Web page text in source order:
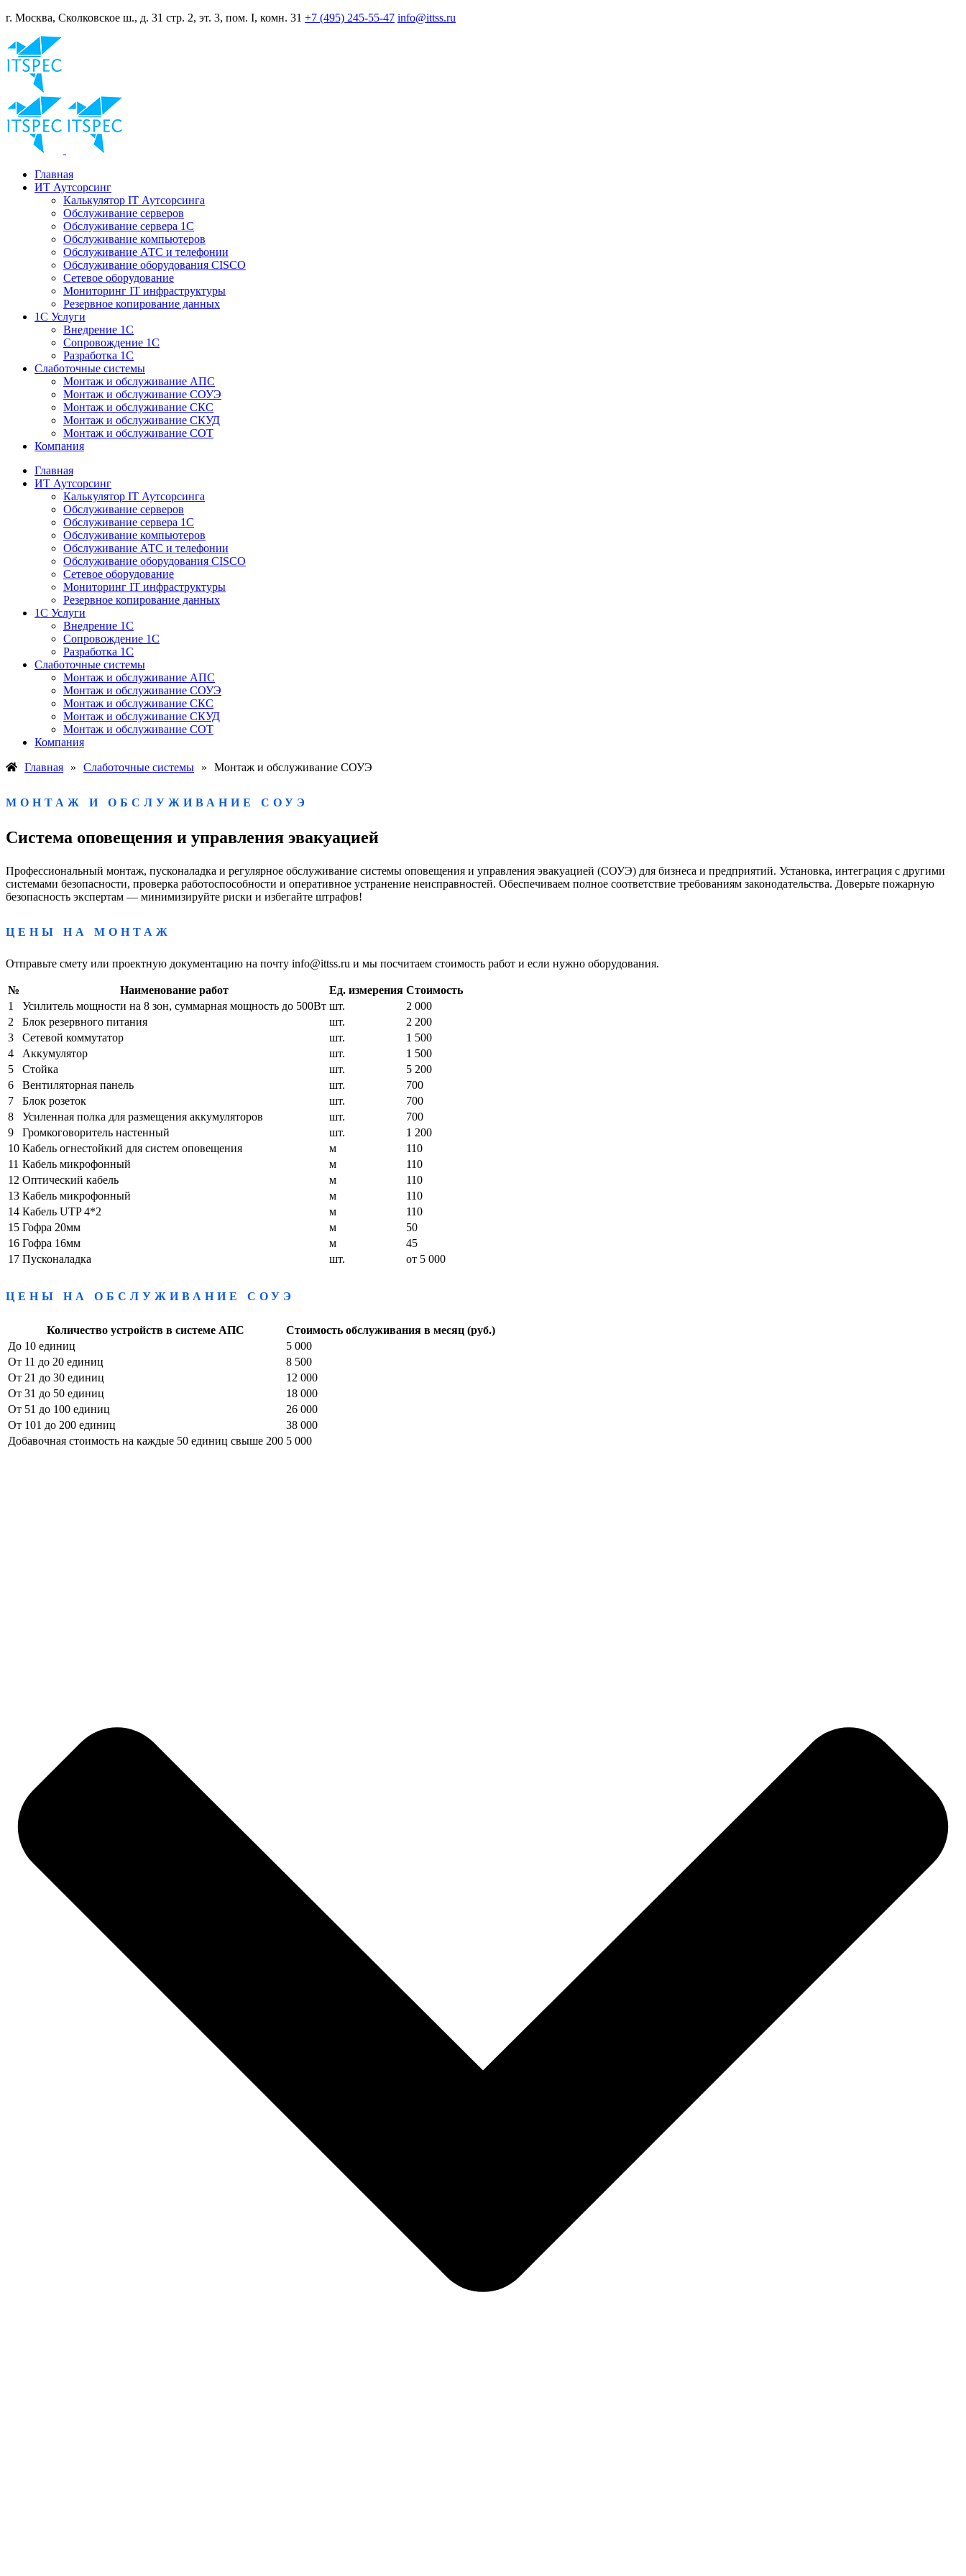
г. Москва, Сколковское ш., д. 31 стр. 2, эт. 3, пом. I, комн. 31 +7 (495) 245-55-47 info@ittss.ru
Главная
ИТ Аутсорсинг
Калькулятор IT Аутсорсинга
Обслуживание серверов
Обслуживание сервера 1С
Обслуживание компьютеров
Обслуживание АТС и телефонии
Обслуживание оборудования CISCO
Сетевое оборудование
Мониторинг IT инфраструктуры
Резервное копирование данных
1С Услуги
Внедрение 1С
Сопровождение 1С
Разработка 1С
Слаботочные системы
Монтаж и обслуживание АПС
Монтаж и обслуживание СОУЭ
Монтаж и обслуживание СКС
Монтаж и обслуживание СКУД
Монтаж и обслуживание СОТ
Компания
Главная
ИТ Аутсорсинг
Калькулятор IT Аутсорсинга
Обслуживание серверов
Обслуживание сервера 1С
Обслуживание компьютеров
Обслуживание АТС и телефонии
Обслуживание оборудования CISCO
Сетевое оборудование
Мониторинг IT инфраструктуры
Резервное копирование данных
1С Услуги
Внедрение 1С
Сопровождение 1С
Разработка 1С
Слаботочные системы
Монтаж и обслуживание АПС
Монтаж и обслуживание СОУЭ
Монтаж и обслуживание СКС
Монтаж и обслуживание СКУД
Монтаж и обслуживание СОТ
Компания
Главная » Слаботочные системы » Монтаж и обслуживание СОУЭ
МОНТАЖ И ОБСЛУЖИВАНИЕ СОУЭ
Система оповещения и управления эвакуацией
Профессиональный монтаж, пусконаладка и регулярное обслуживание системы оповещения и управления эвакуацией (СОУЭ) для бизнеса и предприятий. Установка, интеграция с другими
системами безопасности, проверка работоспособности и оперативное устранение неисправностей. Обеспечиваем полное соответствие требованиям законодательства. Доверьте пожарную
безопасность экспертам — минимизируйте риски и избегайте штрафов!
ЦЕНЫ НА МОНТАЖ
Отправьте смету или проектную документацию на почту info@ittss.ru и мы посчитаем стоимость работ и если нужно оборудования.
№ Наименование работ Ед. измерения Стоимость
1
Усилитель мощности на 8 зон, суммарная мощность до 500Вт шт.
2 000
2
Блок резервного питания шт.
2 200
3
Сетевой коммутатор шт.
1 500
4
Аккумулятор шт.
1 500
5
Стойка шт.
5 200
6
Вентиляторная панель шт.
700
7
Блок розеток шт.
700
8
Усиленная полка для размещения аккумуляторов шт.
700
9
Громкоговоритель настенный шт.
1 200
10 Кабель огнестойкий для систем оповещения м
110
11 Кабель микрофонный м
110
12 Оптический кабель м
110
13 Кабель микрофонный м
110
14 Кабель UTP 4*2 м
110
15 Гофра 20мм м
50
16 Гофра 16мм м
45
17 Пусконаладка шт. от 5 000
ЦЕНЫ НА ОБСЛУЖИВАНИЕ СОУЭ
Количество устройств в системе АПС
Стоимость обслуживания в месяц (руб.)
До 10 единиц
5 000
От 11 до 20 единиц
8 500
От 21 до 30 единиц
12 000
От 31 до 50 единиц
18 000
От 51 до 100 единиц
26 000
От 101 до 200 единиц
38 000
Добавочная стоимость на каждые 50 единиц свыше 200 5 000